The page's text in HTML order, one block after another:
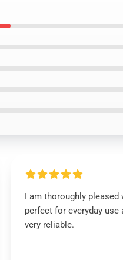
I am thoroughly pleased
perfect for everyday use
very reliable.